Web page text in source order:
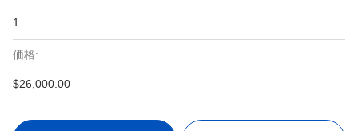
1
価格:
$26,000.00